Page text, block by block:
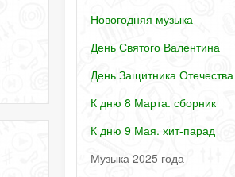
Новогодняя музыка
День Святого Валентина
День Защитника Отечества
К дню 8 Марта. сборник
К дню 9 Мая. хит-парад
Музыка 2025 года